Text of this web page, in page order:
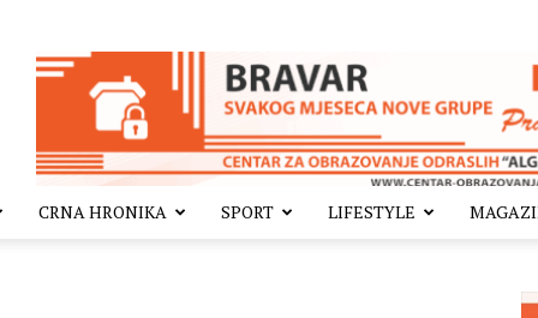
CRNA HRONIKA SPORT LIFESTYLE